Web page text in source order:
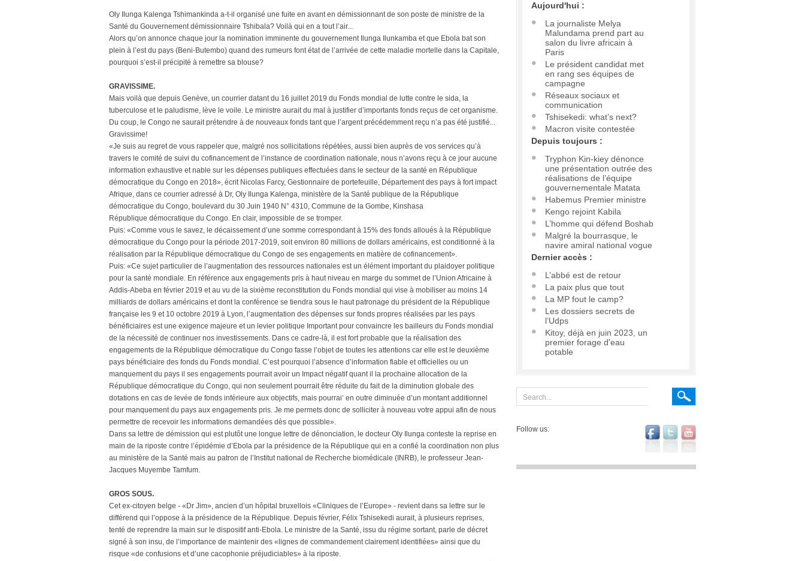
Oly Ilunga Kalenga Tshimankinda a-t-il organisé une fuite en avant en démissionnant de son poste de ministre de la
Santé du Gouvernement démissionnaire Tshibala? Voilà qui en a tout l’air...
Alors qu’on annonce chaque jour la nomination imminente du gouvernement Ilunga Ilunkamba et que Ebola bat son
plein à l’est du pays (Beni-Butembo) quand des rumeurs font état de l’arrivée de cette maladie mortelle dans la Capitale,
pourquoi s’est-il précipité à remettre sa blouse?
GRAVISSIME.
Mais voilà que depuis Genève, un courrier datant du 16 juillet 2019 du Fonds mondial de lutte contre le sida, la
tuberculose et le paludisme, lève le voile. Le ministre aurait du mal à justifier d’importants fonds reçus de cet organisme.
Du coup, le Congo ne saurait prétendre à de nouveaux fonds tant que l’argent précédemment reçu n’a pas été justifié...
Gravissime!
«Je suis au regret de vous rappeler que, malgré nos sollicitations répétées, aussi bien auprès de vos services qu’à
travers le comité de suivi du cofinancement de l’instance de coordination nationale, nous n’avons reçu à ce jour aucune
information exhaustive et nable sur les dépenses publiques effectuées dans le secteur de la santé en République
démocratique du Congo en 2018», écrit Nicolas Farcy, Gestionnaire de portefeuille, Département des pays à fort impact
Afrique, dans ce courrier adressé à Dr, Oly Ilunga Kalenga, ministère de la Santé publique de la République
démocratique du Congo, boulevard du 30 Juin 1940 N° 4310, Commune de la Gombe, Kinshasa
République démocratique du Congo. En clair, impossible de se tromper.
Puis: «Comme vous le savez, le décaissement d’une somme correspondant à 15% des fonds alloués à la République
démocratique du Congo pour la période 2017-2019, soit environ 80 millions de dollars américains, est conditionné à la
réalisation par la République démocratique du Congo de ses engagements en matière de cofinancement».
Puis: «Ce sujet particulier de l’augmentation des ressources nationales est un élément important du plaidoyer politique
pour la santé mondiale. En référence aux engagements pris à haut niveau en marge du sommet de l’Union Africaine à
Addis-Abeba en février 2019 et au vu de la sixième reconstitution du Fonds mondial qui vise à mobiliser au moins 14
milliards de dollars américains et dont la conférence se tiendra sous le haut patronage du président de la République
française les 9 et 10 octobre 2019 à Lyon, l’augmentation des dépenses sur fonds propres réalisées par les pays
bénéficiaires est une exigence majeure et un levier politique Important pour convaincre les bailleurs du Fonds mondial
de la nécessité de continuer nos investissements. Dans ce cadre-là, il est fort probable que la réalisation des
engagements de la République démocratique du Congo fasse l’objet de toutes les attentions car elle est le deuxième
pays bénéficiaire des fonds du Fonds mondial. C’est pourquoi l’absence d’information fiable et officielles ou un
manquement du pays il ses engagements pourrait avoir un Impact négatif quant il la prochaine allocation de la
République démocratique du Congo, qui non seulement pourrait être réduite du fait de la diminution globale des
dotations en cas de levée de fonds inférieure aux objectifs, mais pourrai’ en outre diminuée d’un montant additionnel
pour manquement du pays aux engagements pris. Je me permets donc de solliciter à nouveau votre appui afin de nous
permettre de recevoir les informations demandées dès que possible».
Dans sa lettre de démission qui est plutôt une longue lettre de dénonciation, le docteur Oly Ilunga conteste la reprise en
main de la riposte contre l’épidémie d’Ebola par la présidence de la République qui en a confié la coordination non plus
au ministère de la Santé mais au patron de l’Institut national de Recherche biomédicale (INRB), le professeur Jean-
Jacques Muyembe Tamfum.
GROS SOUS.
Cet ex-citoyen belge - «Dr Jim», ancien d’un hôpital bruxellois «Cliniques de l’Europe» - revient dans sa lettre sur le
différend qui l’oppose à la présidence de la République. Depuis février, Félix Tshisekedi aurait, à plusieurs reprises,
tenté de reprendre la main sur le dispositif anti-Ebola. Le ministre de la Santé, issu du régime sortant, parle de décret
signé à son insu, de l’importance de maintenir des «lignes de commandement clairement identifiées» ainsi que du
risque «de confusions et d’une cacophonie préjudiciables» à la riposte.
Aujourd'hui :
La journaliste Melya
Malundama prend part au
salon du livre africain à
Paris
Le président candidat met
en rang ses équipes de
campagne
Réseaux sociaux et
communication
Tshisekedi: what’s next?
Macron visite contestée
Depuis toujours :
Tryphon Kin-kiey dénonce
une présentation outrée des
réalisations de l’équipe
gouvernementale Matata
Habemus Premier ministre
Kengo rejoint Kabila
L’homme qui défend Boshab
Malgré la bourrasque, le
navire amiral national vogue
Dernier accès :
L’abbé est de retour
La paix plus que tout
La MP fout le camp?
Les dossiers secrets de
l’Udps
Kitoy, déjà en juin 2023, un
premier forage d'eau
potable
Follow us: